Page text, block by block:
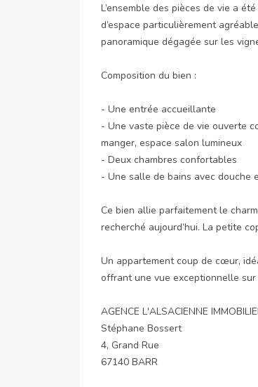
L’ensemble des pièces de vie a
d’espace particulièrement
panoramique dégagée sur les
Composition du bien :
- Une entrée accueillante
- Une vaste pièce de vie ouverte
manger, espace salon lumineux
- Deux chambres confortables
- Une salle de bains avec douche
Ce bien allie parfaitement le
recherché aujourd’hui. La petite
Un appartement coup de cœur,
offrant une vue exceptionnelle
AGENCE L'ALSACIENNE
Stéphane Bossert
4, Grand Rue
67140 BARR